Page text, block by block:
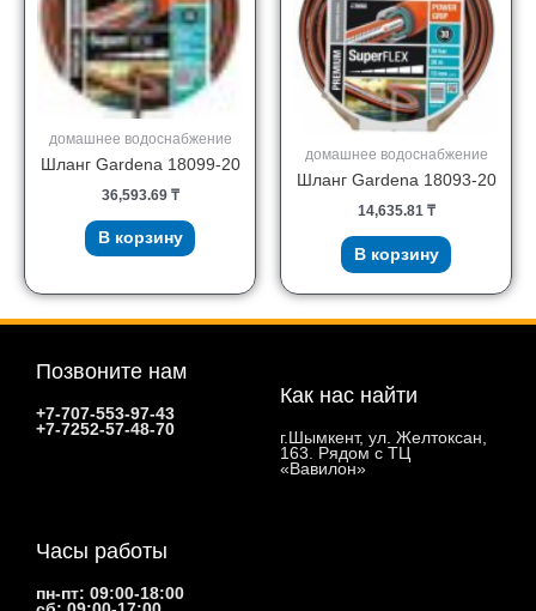
домашнее водоснабжение
Шланг Gardena 18099-20
36,593.69 ₸
В корзину
домашнее водоснабжение
Шланг Gardena 18093-20
14,635.81 ₸
В корзину
Позвоните нам
+7-707-553-97-43
+7-7252-57-48-70
Как нас найти
г.Шымкент, ул. Желтоксан,
163. Рядом с ТЦ
«Вавилон»
Часы работы
пн-пт: 09:00-18:00